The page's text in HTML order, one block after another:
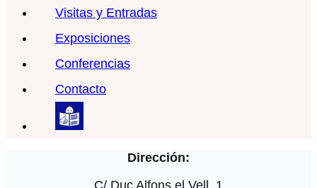
Visitas y Entradas
Exposiciones
Conferencias
Contacto
Dirección:
C/ Duc Alfons el Vell, 1